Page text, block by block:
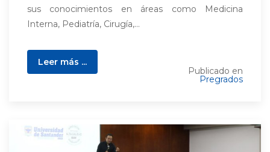
sus conocimientos en áreas como Medicina
Interna, Pediatría, Cirugía,...
Leer más ...
Publicado en
Pregrados